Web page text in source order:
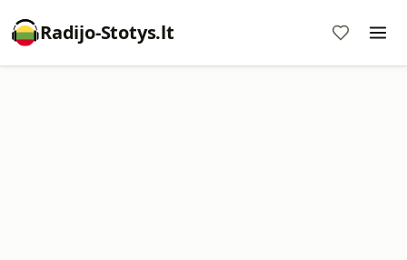
Radijo-Stotys.lt